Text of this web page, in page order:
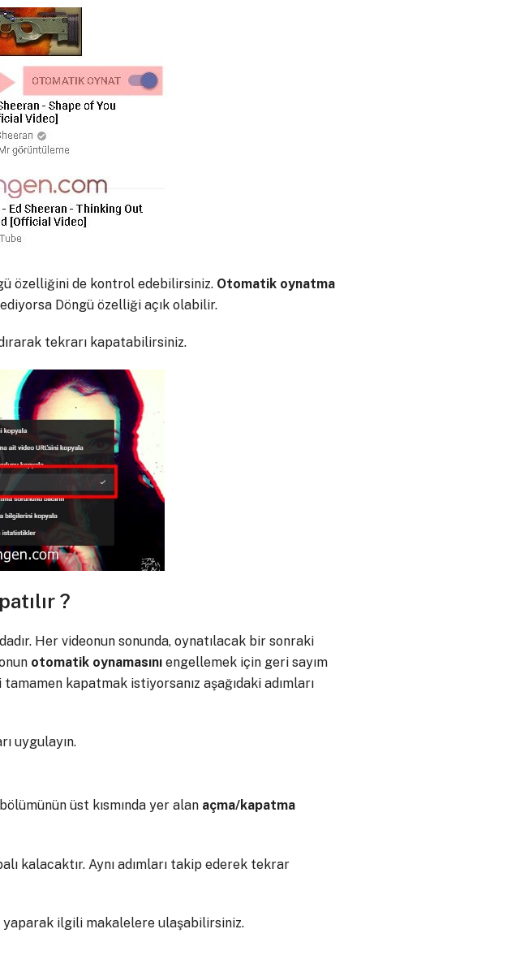
özelliğini de kontrol edebilirsiniz. Otomatik oynatma
Döngü özelliği açık olabilir.
tekrarı kapatabilirsiniz.
?
Her videonun sonunda, oynatılacak bir sonraki
otomatik oynamasınıengellemek için geri sayım
kapatmak istiyorsanız aşağıdaki adımları
uygulayın.
üst kısmında yer alanaçma/kapatma
kalacaktır. Aynı adımları takip ederek tekrar
ilgili makalelere ulaşabilirsiniz.